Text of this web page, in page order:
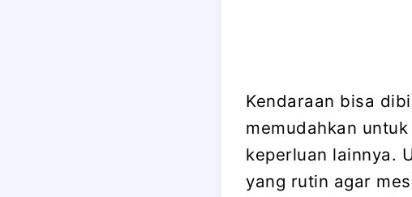
Kendaraan bisa
memudahkan
keperluan lainnya.
yang rutin agar